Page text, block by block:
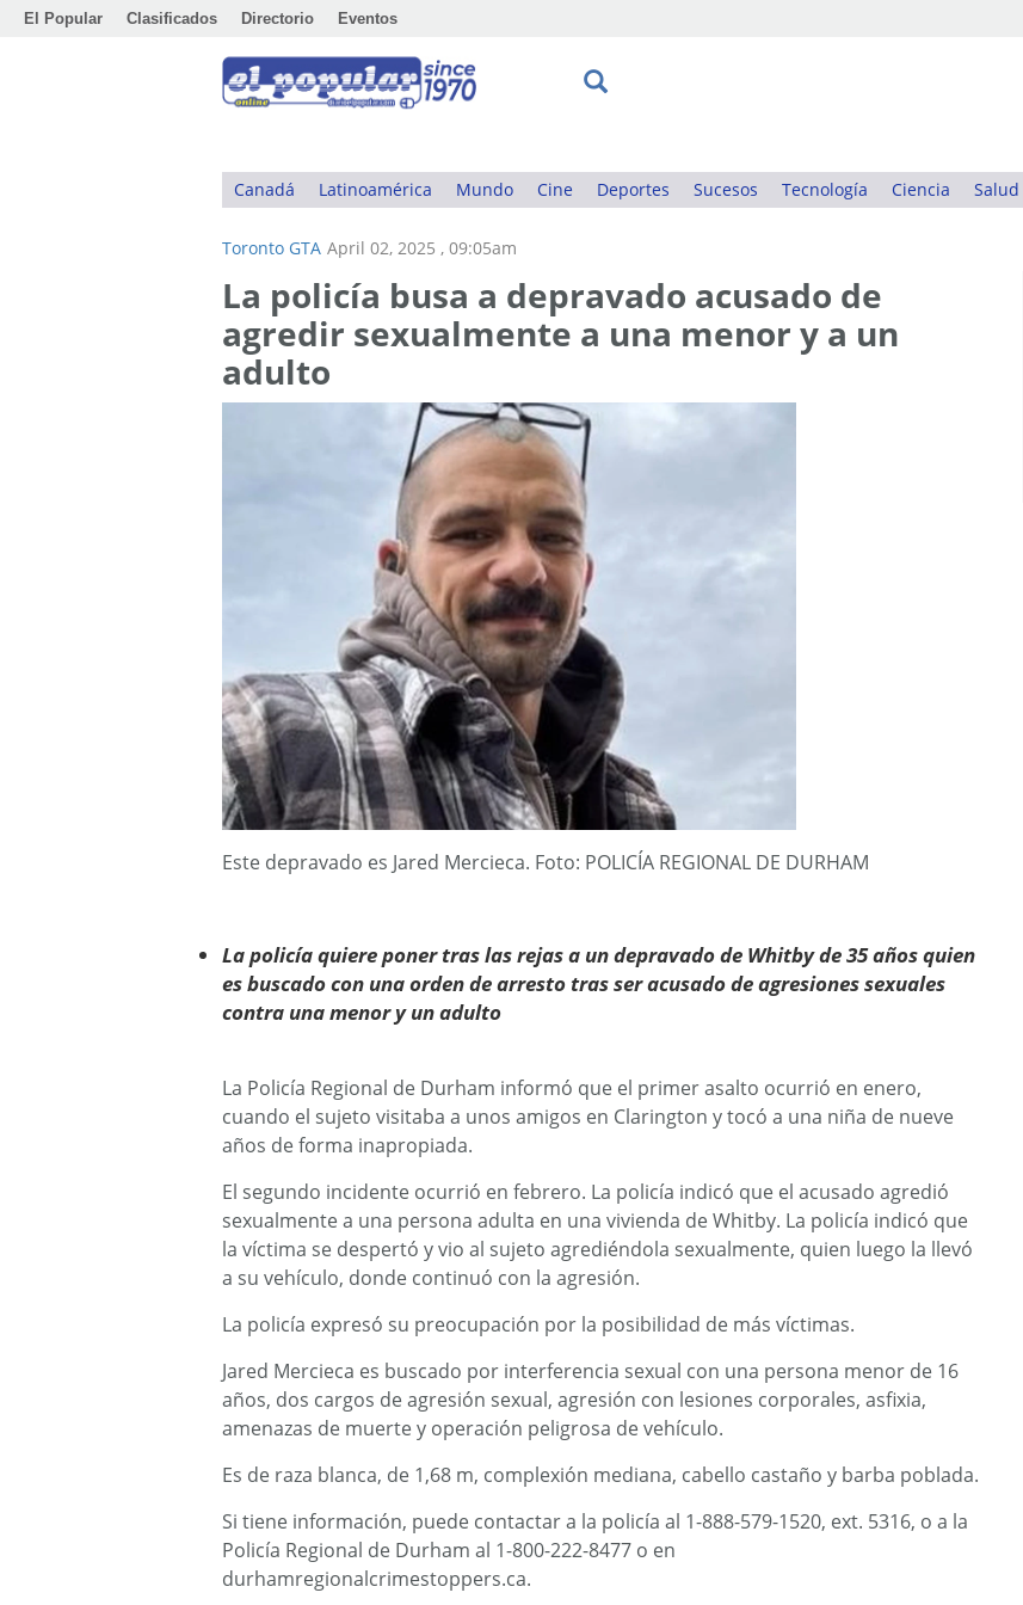
El Popular Clasificados Directorio Eventos
Canadá Latinoamérica Mundo Cine Deportes Sucesos Tecnología Ciencia Salud
Toronto GTA April 02, 2025 , 09:05am
La policía busa a depravado acusado de
agredir sexualmente a una menor y a un
adulto
Este depravado es Jared Mercieca. Foto: POLICÍA REGIONAL DE DURHAM
La policía quiere poner tras las rejas a un depravado de Whitby de 35 años quien
es buscado con una orden de arresto tras ser acusado de agresiones sexuales
contra una menor y un adulto
La Policía Regional de Durham informó que el primer asalto ocurrió en enero,
cuando el sujeto visitaba a unos amigos en Clarington y tocó a una niña de nueve
años de forma inapropiada.
El segundo incidente ocurrió en febrero. La policía indicó que el acusado agredió
sexualmente a una persona adulta en una vivienda de Whitby. La policía indicó que
la víctima se despertó y vio al sujeto agrediéndola sexualmente, quien luego la llevó
a su vehículo, donde continuó con la agresión.
La policía expresó su preocupación por la posibilidad de más víctimas.
Jared Mercieca es buscado por interferencia sexual con una persona menor de 16
años, dos cargos de agresión sexual, agresión con lesiones corporales, asfixia,
amenazas de muerte y operación peligrosa de vehículo.
Es de raza blanca, de 1,68 m, complexión mediana, cabello castaño y barba poblada.
Si tiene información, puede contactar a la policía al 1-888-579-1520, ext. 5316, o a la
Policía Regional de Durham al 1-800-222-8477 o en
durhamregionalcrimestoppers.ca.